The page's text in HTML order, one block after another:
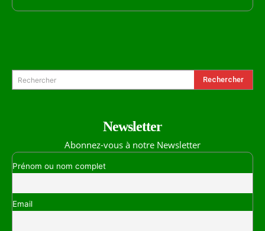
Rechercher Rechercher
Newsletter
Abonnez-vous à notre Newsletter
Prénom ou nom complet
Email